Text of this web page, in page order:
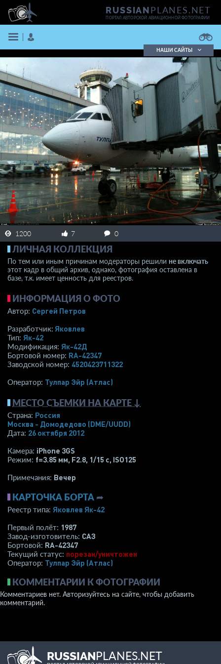
RUSSIANPLANES.NET
ПОРТАЛ АВТОРСКОЙ АВИАЦИОННОЙ ФОТОГРАФИИ
ВОЙТИ
ЗАРЕГИСТРИРОВАТЬСЯ
Поиск фотографий
Поиск в реестре
Кратко
Подробно
НАШИ САЙТЫ
1200 7 0
ЛИЧНАЯ КОЛЛЕКЦИЯ
По тем или иным причинам модераторы решили не включать
этот кадр в общий архив, однако, фотография оставлена в
базе, т.к. имеет ценность для реестров.
ИНФОРМАЦИЯ О ФОТО
Автор: Сергей Петров
Разработчик: Яковлев
Тип: Як-42
Модификация: Як-42Д
Бортовой номер: RA-42347
Заводской номер: 4520423711322
Оператор: Тулпар Эйр (Атлас)
МЕСТО СЪЕМКИ НА КАРТЕ ↓
Страна: Россия
Москва - Домодедово (DME/UUDD)
Дата: 26 октября 2012
Камера: iPhone 3GS
Режим: f=3.85 мм, F2.8, 1/15 с, ISO125
Примечания: Вечер
КАРТОЧКА БОРТА ➦
Реестр типа: Яковлев Як-42
Первый полёт: 1987
Завод-изготовитель: САЗ
Бортовой: RA-42347
Текущий статус: порезан/уничтожен
Оператор: Тулпар Эйр (Атлас)
КОММЕНТАРИИ К ФОТОГРАФИИ
Комментариев нет. Авторизуйтесь на сайте, чтобы добавить
комментарий.
RUSSIANPLANES.NET